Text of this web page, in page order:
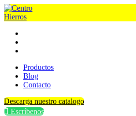
Ir
al
Productos
Blog
Contacto
Descarga nuestro catalogo
Escríbenos